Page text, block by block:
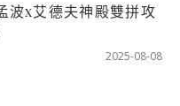
波x艾德夫神殿雙拼攻
2025-08-08